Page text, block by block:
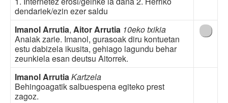
dendariek/ezin ezer saldu
Imanol Arrutia, Aitor Arrutia 10eko txikia
Anaiak zarie. Imanol, gurasoak diru kontuetan
estu dabizela ikusita, gehiago lagundu behar
zeunkiela esan deutsu Aitorrek.
Imanol ArrutiaKartzela
Behingoagatik salbuespena egiteko prest
zagoz.